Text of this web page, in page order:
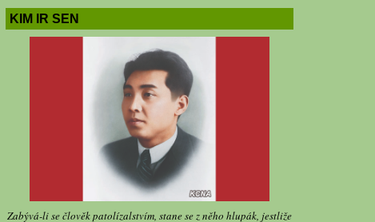
KIM IR SEN
Zabývá-li se člověk patolízalstvím, stane se z něho hlupák, jestliže